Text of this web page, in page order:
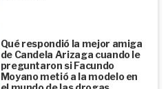
Qué respondió la mejor amiga
de Candela Arizaga cuando le
preguntaron si Facundo
Moyano metió a la modelo en